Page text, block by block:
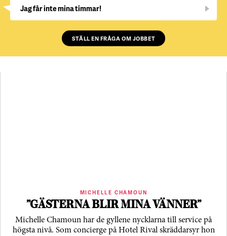
Jag får inte mina timmar!
STÄLL EN FRÅGA OM JOBBET
MICHELLE CHAMOUN
”GÄSTERNA BLIR MINA VÄNNER”
Michelle Chamoun har de gyllene nycklarna till service på
högsta nivå. Som concierge på Hotel Rival skräddarsyr hon